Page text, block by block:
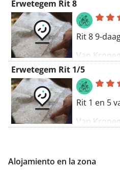
Naar
Erwetegem,
(vermijd
Erwetegem Rit 8
Rit 8 9-
Van
België
Naar
Erwetegem,
(vermijd
Erwetegem Rit 1/5
Rit 1 en 5
Van
Alojamiento en la zona